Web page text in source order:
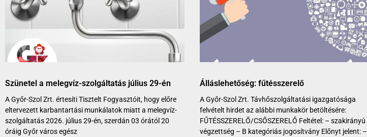
Szünetel a melegvíz-szolgáltatás július 29-én
A Győr-Szol Zrt. értesíti Tisztelt Fogyasztóit, hogy előre
eltervezett karbantartási munkálatok miatt a melegvíz-
szolgáltatás 2026. július 29-én, szerdán 03 órától 20
óráig Győr város egész
Álláslehetőség: fűtésszerelő
A Győr-Szol Zrt. Távhőszolgáltatási igazgatósága
felvételt hirdet az alábbi munkakör betöltésére:
FŰTÉSSZERELŐ/CSŐSZERELŐ Feltétel: – szakirányú
végzettség – B kategóriás jogosítvány Előnyt jelent: –